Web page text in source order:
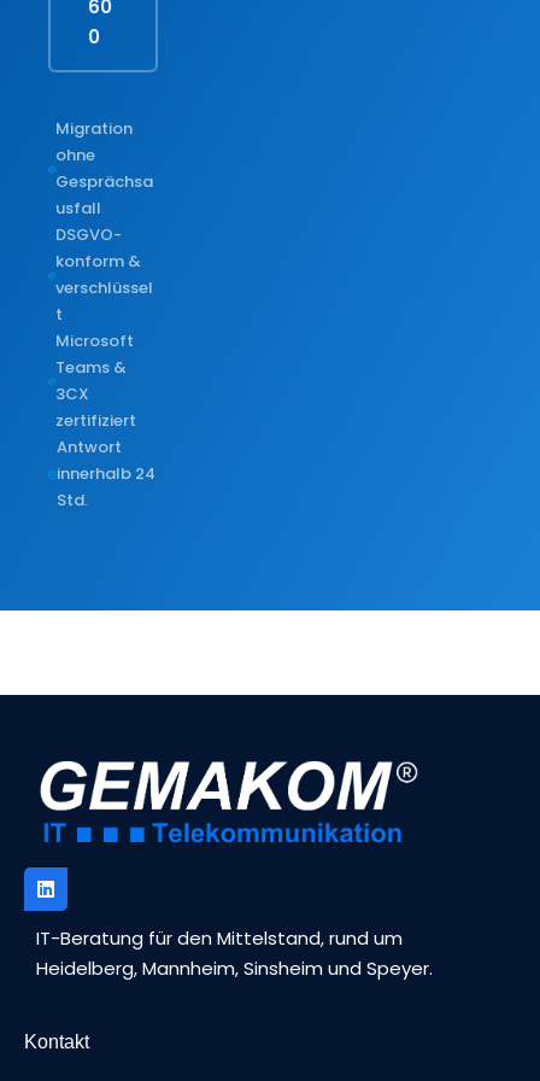
60
0
Migration
ohne
Gesprächsa
usfall
DSGVO-
konform &
verschlüssel
t
Microsoft
Teams &
3CX
zertifiziert
Antwort
innerhalb 24
Std.
IT-Beratung für den Mittelstand, rund um
Heidelberg, Mannheim, Sinsheim und Speyer.
Kontakt